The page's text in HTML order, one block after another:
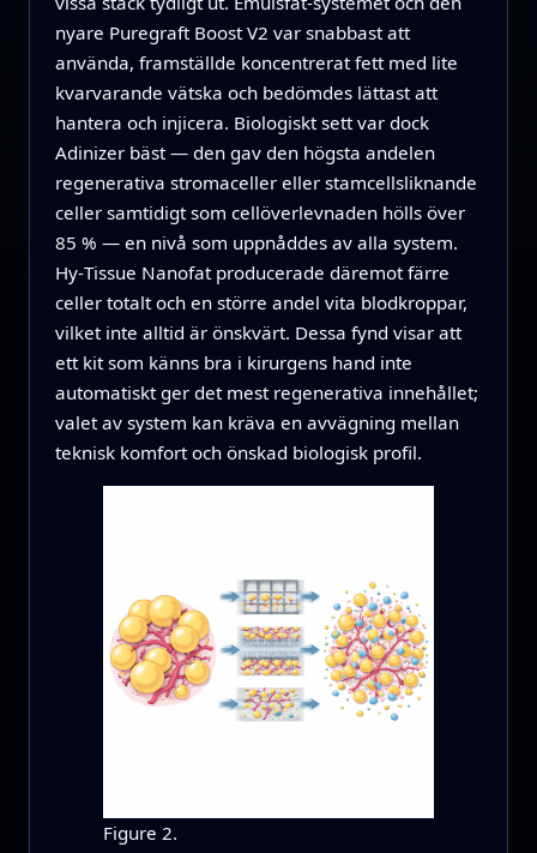
nyare Puregraft Boost V2 var snabbast att
använda, framställde koncentrerat fett med lite
kvarvarande vätska och bedömdes lättast att
hantera och injicera. Biologiskt sett var dock
Adinizer bäst — den gav den högsta andelen
regenerativa stromaceller eller stamcellsliknande
celler samtidigt som cellöverlevnaden hölls över
85 % — en nivå som uppnåddes av alla system.
Hy‑Tissue Nanofat producerade däremot färre
celler totalt och en större andel vita blodkroppar,
vilket inte alltid är önskvärt. Dessa fynd visar att
ett kit som känns bra i kirurgens hand inte
automatiskt ger det mest regenerativa innehållet;
valet av system kan kräva en avvägning mellan
teknisk komfort och önskad biologisk profil.
Figure 2.